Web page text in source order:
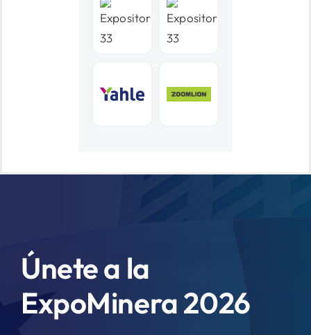
Únete a la
ExpoMinera 2026